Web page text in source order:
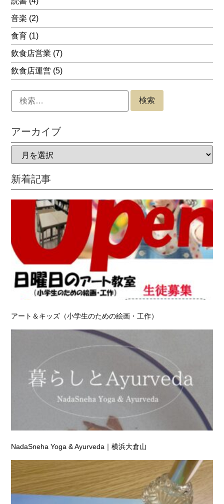
音楽 (2)
食育 (1)
飲食店営業 (7)
飲食店運営 (5)
アーカイブ
新着記事
アート＆キッズ（小学生のための絵画・工作）
NadaSneha Yoga & Ayurveda｜横浜大倉山